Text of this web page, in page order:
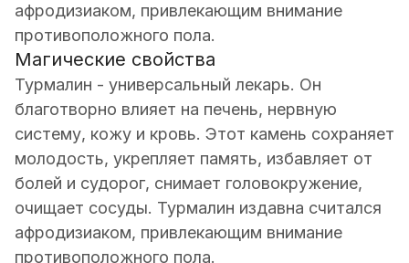
афродизиаком, привлекающим внимание
противоположного пола.
Магические свойства
Турмалин - универсальный лекарь. Он
благотворно влияет на печень, нервную
систему, кожу и кровь. Этот камень сохраняет
молодость, укрепляет память, избавляет от
болей и судорог, снимает головокружение,
очищает сосуды. Турмалин издавна считался
афродизиаком, привлекающим внимание
противоположного пола.